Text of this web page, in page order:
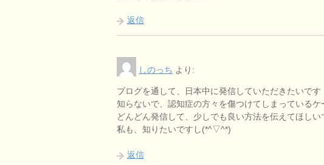
返信
しのっち より:
ブログを通して、日本中に発信していただきたいです
知らないで、認知症の方々を傷つけてしまっているケ
どんどん発信して、少しでも良い方法を伝えてほしい
私も、知りたいですし(*^▽^*)
返信